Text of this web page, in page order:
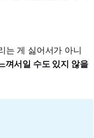
는 게 싫어서가 아니
껴서일 수도 있지 않을